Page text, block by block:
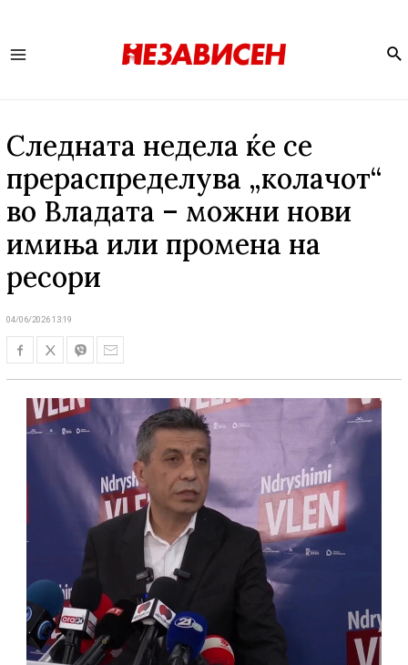
Следната недела ќе се
прераспределува „колачот“
во Владата – можни нови
имиња или промена на
ресори
04/06/2026 13:19